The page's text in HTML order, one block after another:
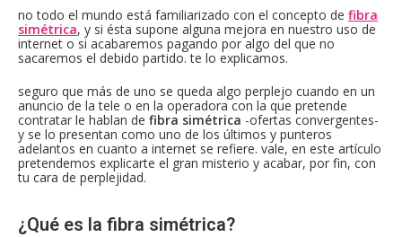
no todo el mundo está familiarizado con el concepto de fibra
simétrica, y si ésta supone alguna mejora en nuestro uso de
internet o si acabaremos pagando por algo del que no
sacaremos el debido partido. te lo explicamos.
seguro que más de uno se queda algo perplejo cuando en un
anuncio de la tele o en la operadora con la que pretende
contratar le hablan de fibra simétrica -ofertas convergentes-
y se lo presentan como uno de los últimos y punteros
adelantos en cuanto a internet se refiere. vale, en este artículo
pretendemos explicarte el gran misterio y acabar, por fin, con
tu cara de perplejidad.
¿Qué es la fibra simétrica?